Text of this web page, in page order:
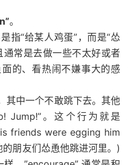
。
指“给某人鸡蛋”，而是“怂
通常是去做一些不太好或者
的、看热闹不嫌事大的感
其中一个不敢跳下去。其他
Jump!”。这个行为就是
friends were egging him
朋友们怂恿他跳进河里。)